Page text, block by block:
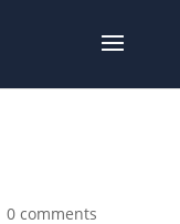
0 comments